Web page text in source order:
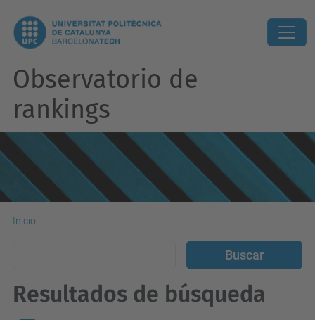
Observatorio de
rankings
Inicio
Resultados de búsqueda